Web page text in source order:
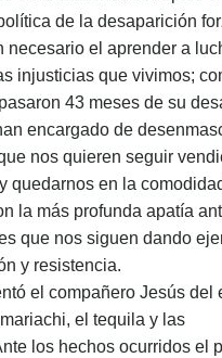
de la desaparición
necesario el aprender a
injusticias que vivimos;
43 meses de su
encargado de
nos quieren seguir
quedarnos en la
la más profunda apatía
que nos siguen dando
y resistencia.
el compañero Jesús del
el tequila y las
los hechos ocurridos el